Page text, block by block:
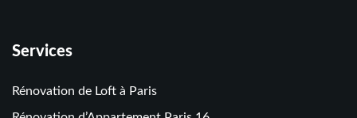
Services
Rénovation de Loft à Paris